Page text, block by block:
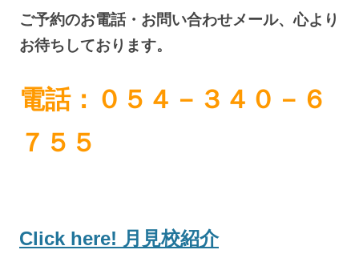
ご予約のお電話・お問い合わせメール、心より
お待ちしております。
電話：０５４－３４０－６
７５５
Click here! 月見校紹介